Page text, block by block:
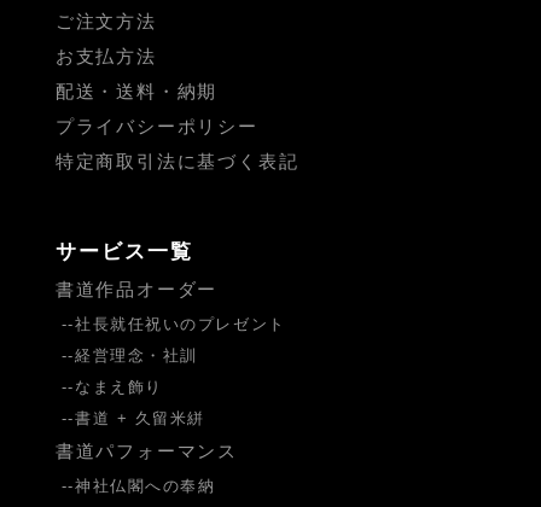
ご注文方法
お支払方法
配送・送料・納期
プライバシーポリシー
特定商取引法に基づく表記
サービス一覧
書道作品オーダー
社長就任祝いのプレゼント
経営理念・社訓
なまえ飾り
書道 + 久留米絣
書道パフォーマンス
神社仏閣への奉納